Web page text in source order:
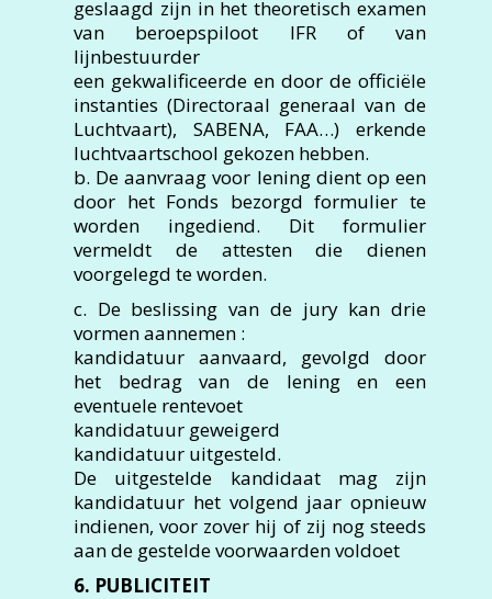
geslaagd zijn in het theoretisch examen
van beroepspiloot IFR of van
lijnbestuurder
een gekwalificeerde en door de officiële
instanties (Directoraal generaal van de
Luchtvaart), SABENA, FAA…) erkende
luchtvaartschool gekozen hebben.
b. De aanvraag voor lening dient op een
door het Fonds bezorgd formulier te
worden ingediend. Dit formulier
vermeldt de attesten die dienen
voorgelegd te worden.
c. De beslissing van de jury kan drie
vormen aannemen :
kandidatuur aanvaard, gevolgd door
het bedrag van de lening en een
eventuele rentevoet
kandidatuur geweigerd
kandidatuur uitgesteld.
De uitgestelde kandidaat mag zijn
kandidatuur het volgend jaar opnieuw
indienen, voor zover hij of zij nog steeds
aan de gestelde voorwaarden voldoet
6. PUBLICITEIT